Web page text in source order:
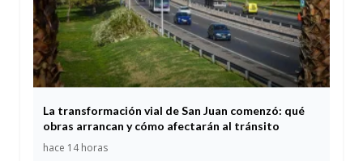
La transformación vial de San Juan comenzó: qué
obras arrancan y cómo afectarán al tránsito
hace 14 horas